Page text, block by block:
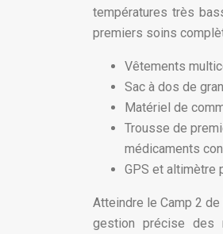
températures très
premiers soins
Vêtements
Sac à dos de
Matériel de
Trousse de
médicaments
GPS et altimètre
Atteindre le Camp 2
gestion précise des